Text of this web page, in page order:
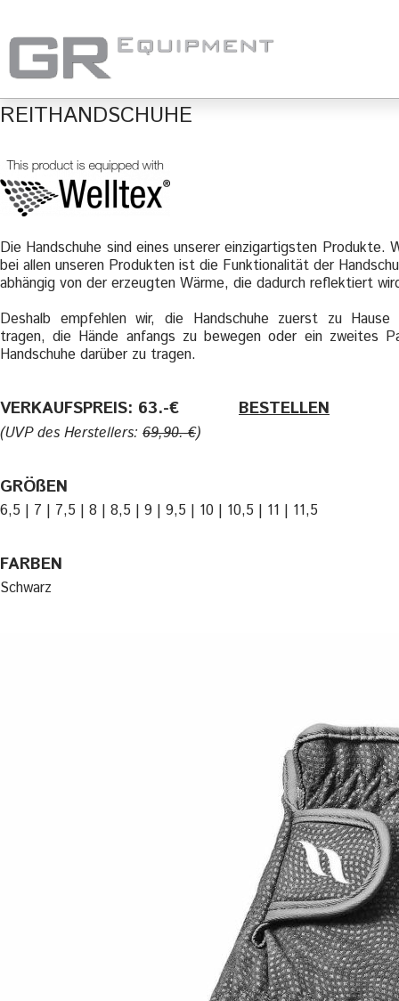
REITHANDSCHUHE
Die Handschuhe sind eines unserer einzigartigsten Produkte.
bei allen unseren Produkten ist die Funktionalität der
abhängig von der erzeugten Wärme, die dadurch reflektiert
Deshalb empfehlen wir, die Handschuhe zuerst zu Hause
tragen, die Hände anfangs zu bewegen oder ein zweites
Handschuhe darüber zu tragen.
VERKAUFSPREIS: 63.-€ BESTELLEN
(UVP des Herstellers: 69,90.-€)
GRÖßEN
6,5 | 7 | 7,5 | 8 | 8,5 | 9 | 9,5 | 10 | 10,5 | 11 | 11,5
FARBEN
Schwarz